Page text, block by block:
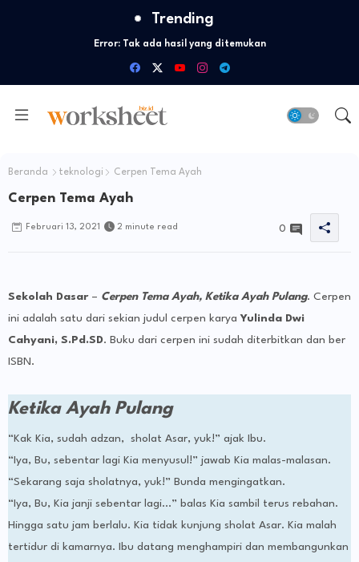
Trending
Error:Tak ada hasil yang ditemukan
Beranda teknologi Cerpen Tema Ayah
Cerpen Tema Ayah
Februari 13, 2021 2 minute read 0
Sekolah Dasar– Cerpen Tema Ayah, Ketika Ayah Pulang. Cerpen
ini adalah satu dari sekian judul cerpen karyaYulinda Dwi
Cahyani, S.Pd.SD. Buku dari cerpen ini sudah diterbitkan dan ber
ISBN.
Ketika Ayah Pulang
“Kak Kia, sudah adzan, sholat Asar, yuk!” ajak Ibu.
“Iya, Bu, sebentar lagi Kia menyusul!” jawab Kia malas-malasan.
“Sekarang saja sholatnya, yuk!” Bunda mengingatkan.
“Iya, Bu, Kia janji sebentar lagi...” balas Kia sambil terus rebahan.
Hingga satu jam berlalu. Kia tidak kunjung sholat Asar. Kia malah
tertidur di kamarnya. Ibu datang menghampiri dan membangunkan